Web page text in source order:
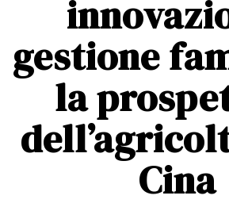
gestione
la
Cina